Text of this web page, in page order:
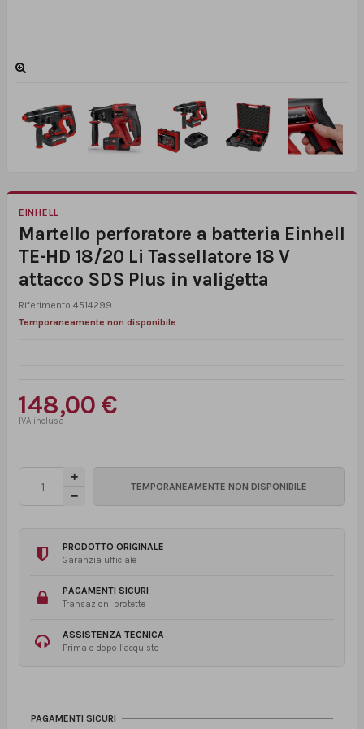
EINHELL
Martello perforatore a batteria Einhell
TE-HD 18/20 Li Tassellatore 18 V
attacco SDS Plus in valigetta
Riferimento 4514299
Temporaneamente non disponibile
148,00 €
PRODOTTO ORIGINALE
Garanzia ufficiale
PAGAMENTI SICURI
Transazioni protette
ASSISTENZA TECNICA
Prima e dopo l’acquisto
PAGAMENTI SICURI